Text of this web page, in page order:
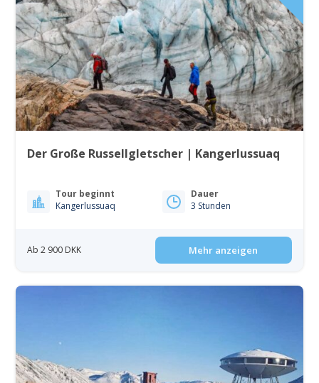
Der Große Russellgletscher | Kangerlussuaq
Tour beginnt
Kangerlussuaq
Dauer
3 Stunden
Ab 2 900 DKK Mehr anzeigen